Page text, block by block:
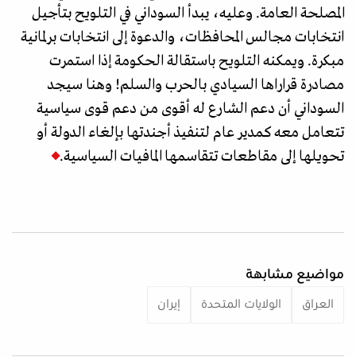
المصلحة العامة. وعليه، يبدأ السوداني في التلويح بتأجيل
انتخابات مجالس المحافظات، والدعوة إلى انتخابات برلمانية
مبكرة. ويمكنه التلويح باستقالة الحكومة إذا استمرت
مصادرة قراراها السيادي بالحرب والسلم! وهنا سيجد
السوداني أن دعم الشارع له أقوى من دعم قوى سياسية
تتعامل معه كمدير عام لتنفيذ أجندتها بإلغاء الدولة أو
تحويلها إلى مقاطعات تتقاسمها المافيات السياسية.
مواضيع مشابهة
العراق الولايات المتحدة إيران